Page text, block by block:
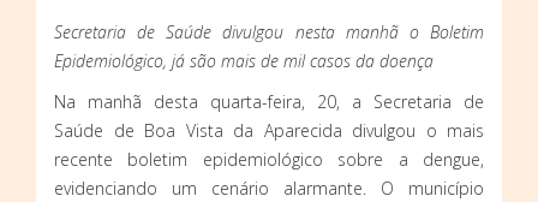
Secretaria de Saúde divulgou nesta manhã o Boletim
Epidemiológico, já são mais de mil casos da doença
Na manhã desta quarta-feira, 20, a Secretaria de
Saúde de Boa Vista da Aparecida divulgou o mais
recente boletim epidemiológico sobre a dengue,
evidenciando um cenário alarmante. O município